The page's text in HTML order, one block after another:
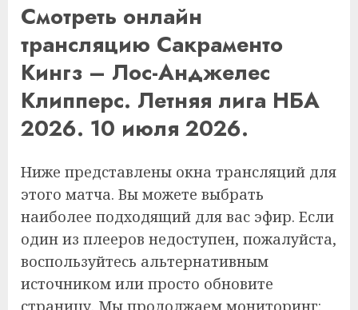
Смотреть онлайн
трансляцию Сакраменто
Кингз – Лос-Анджелес
Клипперс. Летняя лига НБА
2026. 10 июля 2026.
Ниже представлены окна трансляций для
этого матча. Вы можете выбрать
наиболее подходящий для вас эфир. Если
один из плееров недоступен, пожалуйста,
воспользуйтесь альтернативным
источником или просто обновите
страницу. Мы продолжаем мониторинг: